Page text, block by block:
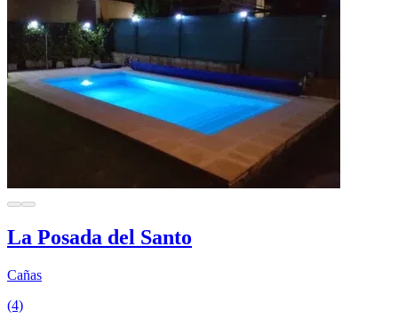
La Posada del Santo
Cañas
(4)